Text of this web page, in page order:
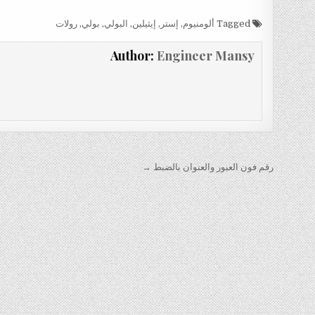
Tagged ألومنيوم, إستر , إيثيلين, البولي, بولي,رولات
Author: Engineer Mansy
تصفّح
المقالات
رقم فون العبور والعنوان بالضبط →